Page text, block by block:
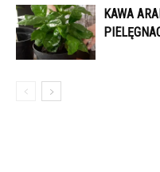
KAWA